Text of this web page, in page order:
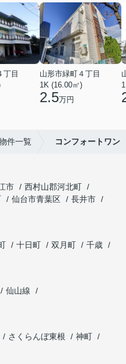
丁目
山形市緑町４丁目
1K (16.00㎡)
2.5万円
件一覧 コンフォートワン
市
西村山郡河北町
仙台市青葉区
長井市
十日町 双月町
千歳
仙山線
さくらんぼ東根
神町